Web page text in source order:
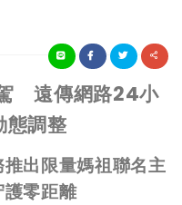
遠傳網路24小
態調整
出限量媽祖聯名主
零距離